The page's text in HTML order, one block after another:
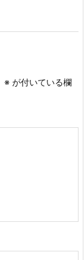
※ が付いている欄